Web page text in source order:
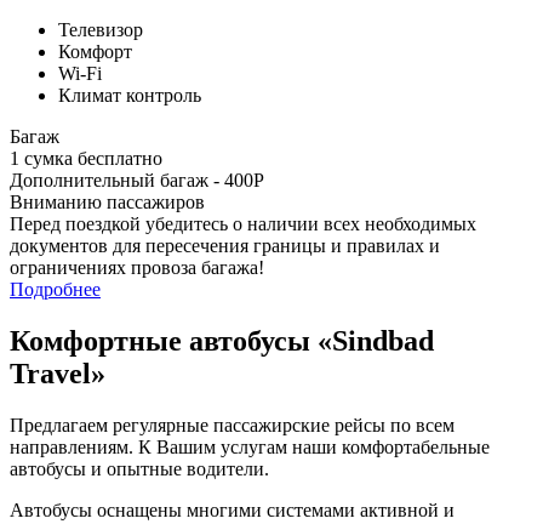
Телевизор
Комфорт
Wi-Fi
Климат контроль
Багаж
1 сумка бесплатно
Дополнительный багаж - 400Р
Вниманию пассажиров
Перед поездкой убедитесь о наличии всех необходимых
документов для пересечения границы и правилах и
ограничениях провоза багажа!
Подробнее
Комфортные автобусы «Sindbad
Travel»
Предлагаем регулярные пассажирские рейсы по всем
направлениям. К Вашим услугам наши комфортабельные
автобусы и опытные водители.
Автобусы оснащены многими системами активной и